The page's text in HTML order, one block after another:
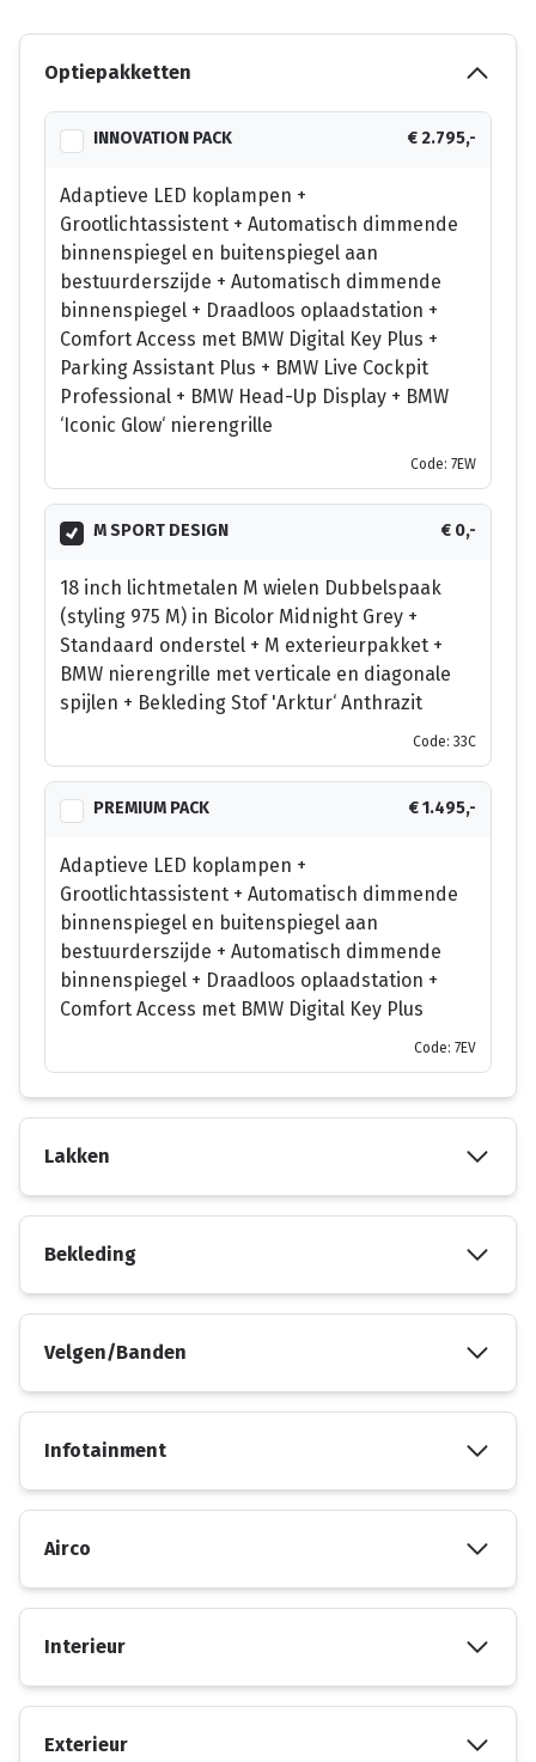
Optiepakketten
INNOVATION PACK € 2.795,-
Adaptieve LED koplampen +
Grootlichtassistent + Automatisch dimmende
binnenspiegel en buitenspiegel aan
bestuurderszijde + Automatisch dimmende
binnenspiegel + Draadloos oplaadstation +
Comfort Access met BMW Digital Key Plus +
Parking Assistant Plus + BMW Live Cockpit
Professional + BMW Head-Up Display + BMW
‘Iconic Glow‘ nierengrille
Code: 7EW
M SPORT DESIGN € 0,-
18 inch lichtmetalen M wielen Dubbelspaak
(styling 975 M) in Bicolor Midnight Grey +
Standaard onderstel + M exterieurpakket +
BMW nierengrille met verticale en diagonale
spijlen + Bekleding Stof 'Arktur‘ Anthrazit
Code: 33C
PREMIUM PACK € 1.495,-
Adaptieve LED koplampen +
Grootlichtassistent + Automatisch dimmende
binnenspiegel en buitenspiegel aan
bestuurderszijde + Automatisch dimmende
binnenspiegel + Draadloos oplaadstation +
Comfort Access met BMW Digital Key Plus
Code: 7EV
Lakken
Bekleding
Velgen/Banden
Infotainment
Airco
Interieur
Exterieur